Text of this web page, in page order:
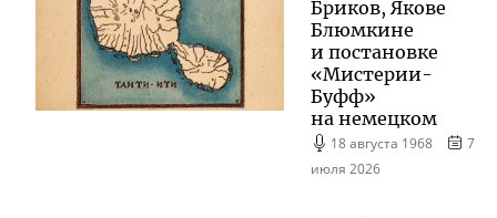
Бриков, Якове
Блюмкине
и постановке
«Мистерии-
Буфф»
на немецком
18 августа 1968
7
июля 2026